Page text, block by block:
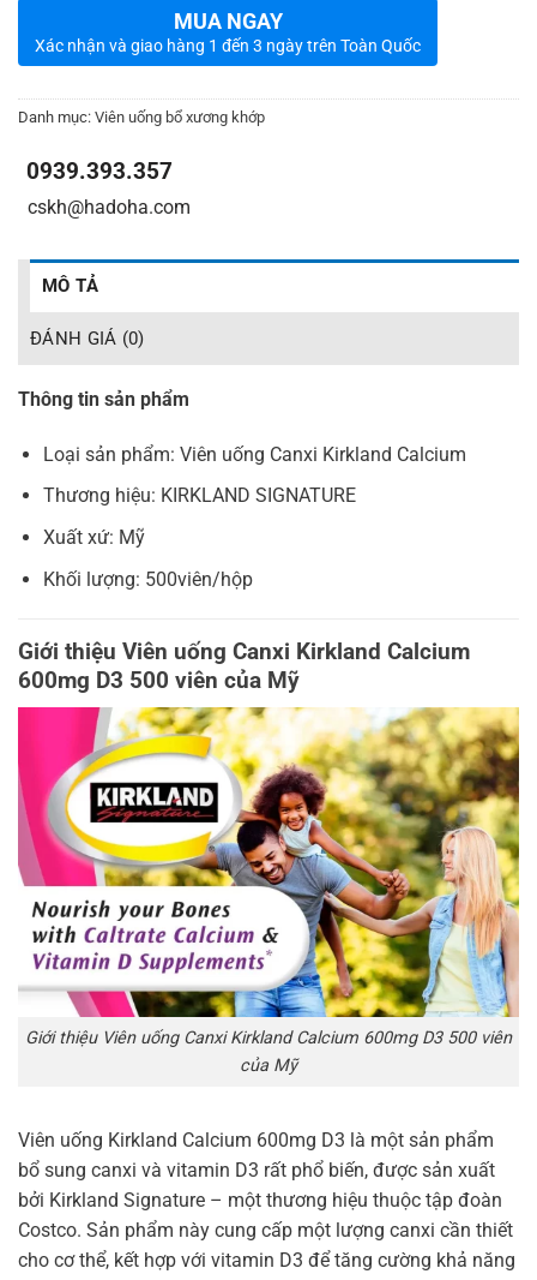
MUA NGAY
Xác nhận và giao hàng 1 đến 3 ngày trên Toàn Quốc
Danh mục: Viên uống bổ xương khớp
0939.393.357
cskh@hadoha.com
MÔ TẢ
ĐÁNH GIÁ (0)
Thông tin sản phẩm
Loại sản phẩm: Viên uống Canxi Kirkland Calcium
Thương hiệu: KIRKLAND SIGNATURE
Xuất xứ: Mỹ
Khối lượng: 500viên/hộp
Giới thiệu Viên uống Canxi Kirkland Calcium
600mg D3 500 viên của Mỹ
Giới thiệu Viên uống Canxi Kirkland Calcium 600mg D3 500 viên
của Mỹ
Viên uống Kirkland Calcium 600mg D3 là một sản phẩm
bổ sung canxi và vitamin D3 rất phổ biến, được sản xuất
bởi Kirkland Signature – một thương hiệu thuộc tập đoàn
Costco. Sản phẩm này cung cấp một lượng canxi cần thiết
cho cơ thể, kết hợp với vitamin D3 để tăng cường khả năng